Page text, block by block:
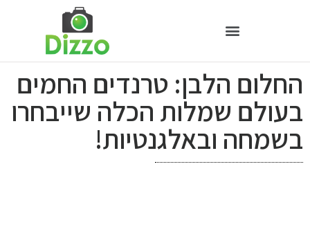
החלום הלבן: טרנדים החמים
בעולם שמלות הכלה שייבחרו
בשמחה ובאלגנטיות!